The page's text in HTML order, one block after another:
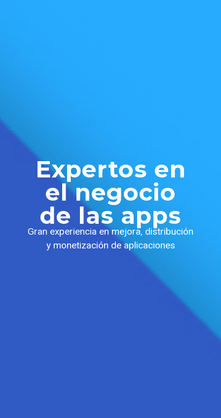
Expertos en
el negocio
de las apps
Gran experiencia en mejora, distribución
y monetización de aplicaciones